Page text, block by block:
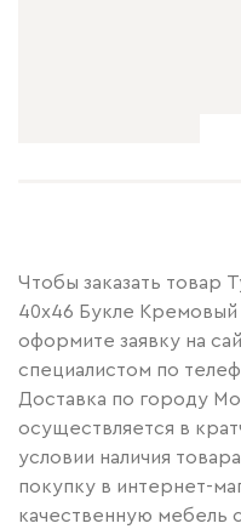
Чтобы заказать товар
40x46 Букле Кремовый
оформите заявку на
специалистом по
Доставка по городу
осуществляется в
условии наличия
покупку в интернет-
качественную мебель